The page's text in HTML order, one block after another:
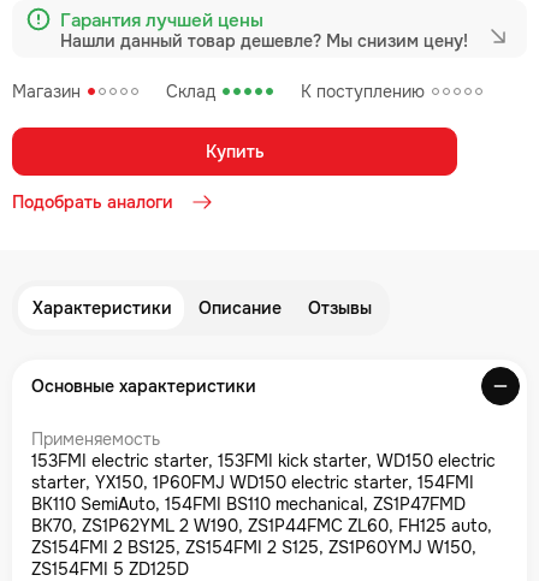
Магазин Склад К поступлению
Гарантия лучшей цены
Нашли данный товар дешевле? Мы снизим цену!
Купить
Подобрать аналоги
Характеристики Описание Отзывы
Основные характеристики
Применяемость
153FMI electric starter, 153FMI kick starter, WD150 electric
starter, YX150, 1P60FMJ WD150 electric starter, 154FMI
BK110 SemiAuto, 154FMI BS110 mechanical, ZS1P47FMD
BK70, ZS1P62YML 2 W190, ZS1P44FMC ZL60, FH125 auto,
ZS154FMI 2 BS125, ZS154FMI 2 S125, ZS1P60YMJ W150,
ZS154FMI 5 ZD125D